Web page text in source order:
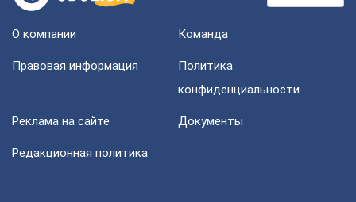
О компании Команда
Правовая информация
Политика
конфиденциальности
Реклама на сайте Документы
Редакционная политика